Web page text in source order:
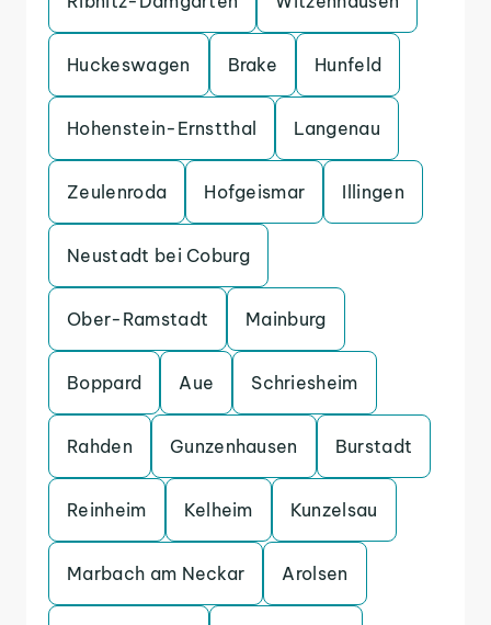
Huckeswagen Brake Hunfeld
Hohenstein-Ernstthal Langenau
Zeulenroda Hofgeismar Illingen
Neustadt bei Coburg
Ober-Ramstadt Mainburg
Boppard Aue Schriesheim
Rahden Gunzenhausen Burstadt
Reinheim Kelheim Kunzelsau
Marbach am Neckar Arolsen